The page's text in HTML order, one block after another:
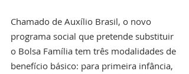
Chamado de Auxílio Brasil, o novo
programa social que pretende substituir
o Bolsa Família tem três modalidades de
benefício básico: para primeira infância,